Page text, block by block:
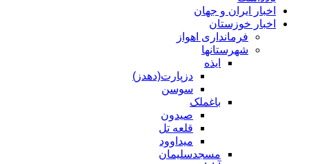
اخبار ایران و جهان
اخبار خوزستان
فرمانداری اهواز
شهرستانها
ایذه
دزپارت(دهدز)
سوسن
باغملک
صیدون
قلعه تل
میداوود
مسجدسلیمان